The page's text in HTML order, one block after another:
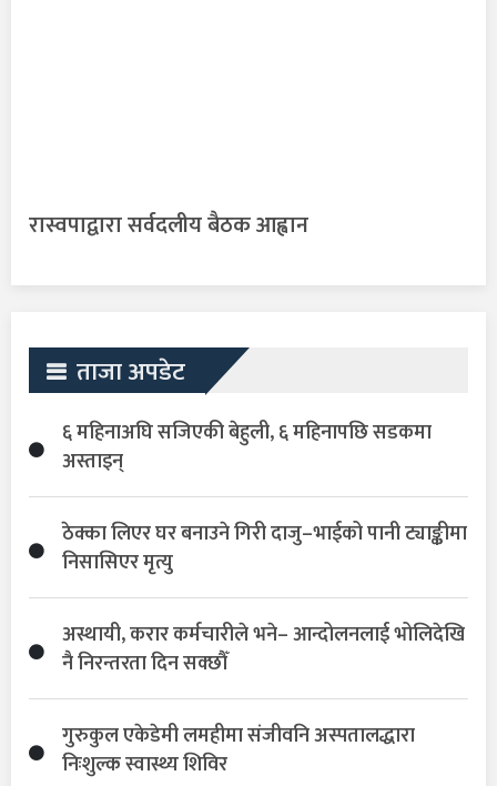
रास्वपाद्वारा सर्वदलीय बैठक आह्वान
ताजा अपडेट
६ महिनाअघि सजिएकी बेहुली, ६ महिनापछि सडकमा
अस्ताइन्
ठेक्का लिएर घर बनाउने गिरी दाजु–भाईको पानी ट्याङ्कीमा
निसासिएर मृत्यु
अस्थायी, करार कर्मचारीले भने– आन्दोलनलाई भोलिदेखि
नै निरन्तरता दिन सक्छौँ
गुरुकुल एकेडेमी लमहीमा संजीवनि अस्पतालद्धारा
निःशुल्क स्वास्थ्य शिविर